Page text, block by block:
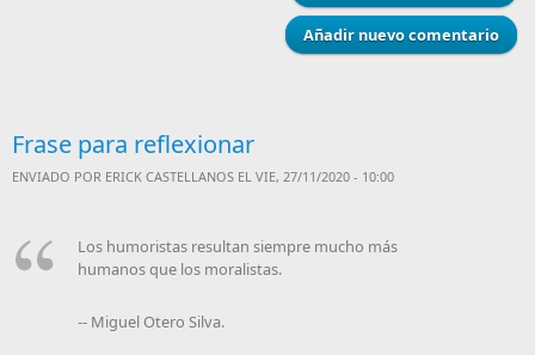
Añadir nuevo comentario
Frase para reflexionar
ENVIADO POR ERICK CASTELLANOS EL VIE, 27/11/2020 - 10:00
Los humoristas resultan siempre mucho más
humanos que los moralistas.
-- Miguel Otero Silva.